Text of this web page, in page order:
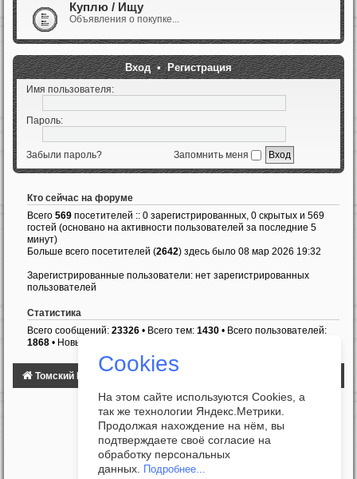
Куплю / Ищу
Объявления о покупке...
Вход•Регистрация
Имя пользователя:
Пароль:
Забыли пароль? Запомнить меня
Кто сейчас на форуме
Всего 569 посетителей :: 0 зарегистрированных, 0 скрытых и 569
гостей (основано на активности пользователей за последние 5
минут)
Больше всего посетителей (2642) здесь было 08 мар 2026 19:32
Зарегистрированные пользователи: нет зарегистрированных
пользователей
Статистика
Всего сообщений: 23326 • Всего тем: 1430 • Всего пользователей:
1868 • Новый пользователь:
Томский Клуб Автомобилистов
Cookies
На этом сайте используются Cookies, а
так же технологии Яндекс.Метрики.
Продолжая нахождение на нём, вы
подтверждаете своё согласие на
обработку персональных
данных.
Подробнее...